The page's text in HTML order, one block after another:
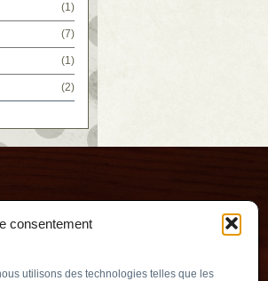
consentement
utilisons des technologies telles que les
(1)
(7)
(1)
(2)